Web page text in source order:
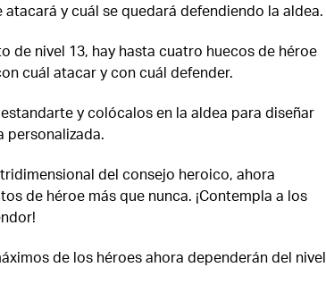
atacará y cuál se quedará defendiendo la aldea.
de nivel 13, hay hasta cuatro huecos de héroe
cuál atacar y con cuál defender.
y colócalos en la aldea para diseñar
personalizada.
del consejo heroico, ahora
de héroe más que nunca. ¡Contempla a los
de los héroes ahora dependerán del nivel